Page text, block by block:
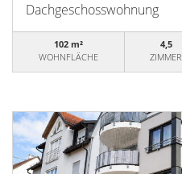
Dachgeschosswohnung
102 m²
WOHNFLÄCHE
4,5
ZIMMER